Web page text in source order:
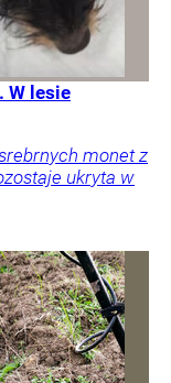
W lesie
monet z
ukryta w